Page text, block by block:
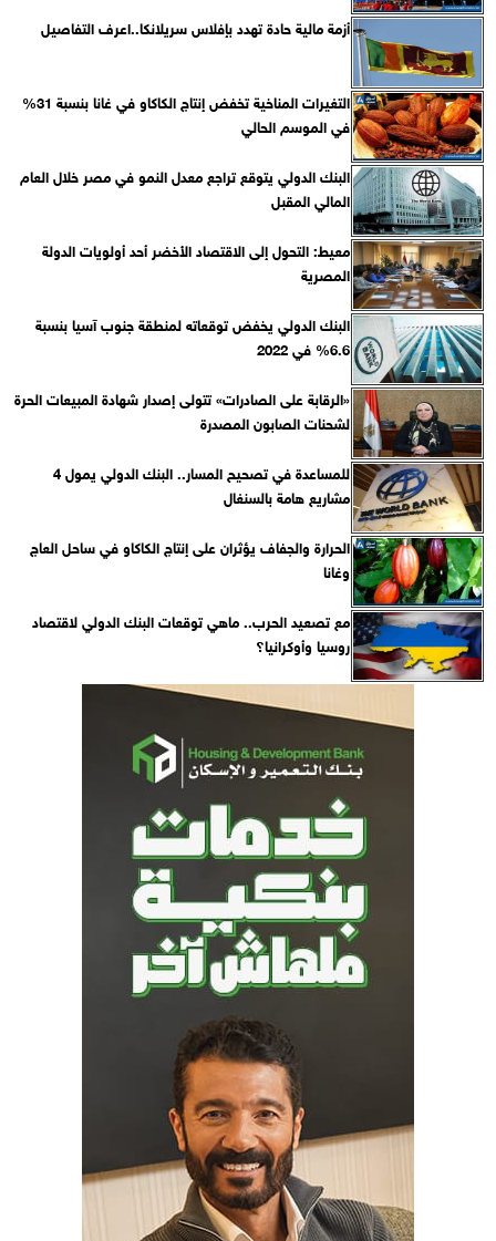
أزمة مالية حادة تهدد بإفلاس سريلانكا..اعرف التفاصيل
التغيرات المناخية تخفض إنتاج الكاكاو في غانا بنسبة 31%
في الموسم الحالي
البنك الدولي يتوقع تراجع معدل النمو في مصر خلال العام
المالي المقبل
معيط: التحول إلى الاقتصاد الأخضر أحد أولويات الدولة
المصرية
البنك الدولي يخفض توقعاته لمنطقة جنوب آسيا بنسبة
6.6% في 2022
«الرقابة على الصادرات» تتولى إصدار شهادة المبيعات الحرة
لشحنات الصابون المصدرة
للمساعدة في تصحيح المسار.. البنك الدولي يمول 4
مشاريع هامة بالسنغال
الحرارة والجفاف يؤثران على إنتاج الكاكاو في ساحل العاج
وغانا
مع تصعيد الحرب.. ماهي توقعات البنك الدولي لاقتصاد
روسيا وأوكرانيا؟